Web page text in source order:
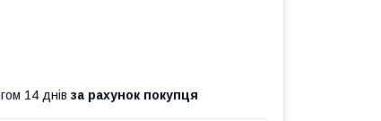
14 днів за рахунок покупця